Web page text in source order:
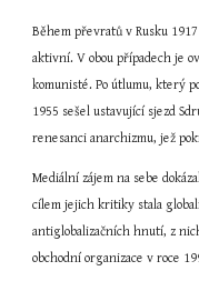
Během převratů v Rusku
aktivní. V obou případech je
komunisté. Po útlumu, který
1955 sešel ustavující sjezd
renesanci anarchizmu, jež
Mediální zájem na sebe
cílem jejich kritiky stala
antiglobalizačních hnutí, z
obchodní organizace v roce